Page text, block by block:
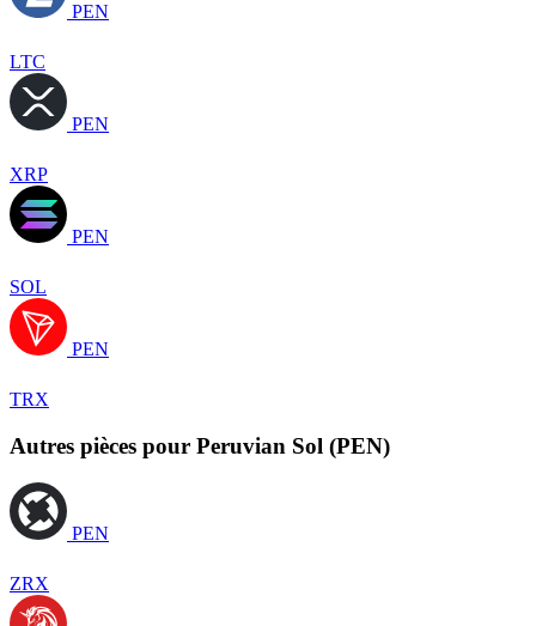
PEN
LTC
PEN
XRP
PEN
SOL
PEN
TRX
Autres pièces pour Peruvian Sol (PEN)
PEN
ZRX